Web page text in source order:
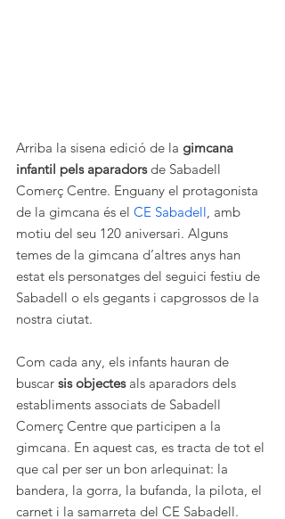
Arriba la sisena edició de la gimcana
infantil pels aparadors de Sabadell
Comerç Centre. Enguany el protagonista
de la gimcana és el CE Sabadell, amb
motiu del seu 120 aniversari. Alguns
temes de la gimcana d’altres anys han
estat els personatges del seguici festiu de
Sabadell o els gegants i capgrossos de la
nostra ciutat.
Com cada any, els infants hauran de
buscar sis objectes als aparadors dels
establiments associats de Sabadell
Comerç Centre que participen a la
gimcana. En aquest cas, es tracta de tot el
que cal per ser un bon arlequinat: la
bandera, la gorra, la bufanda, la pilota, el
carnet i la samarreta del CE Sabadell.